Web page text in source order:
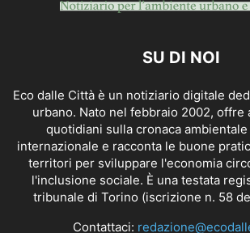
SU DI NOI
Eco dalle Città è un notiziario digitale
urbano. Nato nel febbraio 2002, offre
quotidiani sulla cronaca
internazionale e racconta le buone
territori per sviluppare l'economia
l'inclusione sociale. È una testata
tribunale di Torino (iscrizione n. 58
Contattaci: